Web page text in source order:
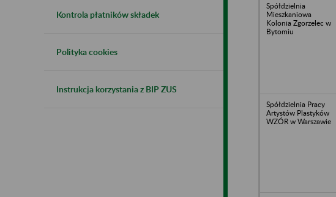
Kontrola płatników składek
Polityka cookies
Instrukcja korzystania z BIP ZUS
Spółdzielnia
Mieszkaniowa
Kolonia Zgorzelec w
Bytomiu
Spółdzielnia Pracy
Artystów Plastyków
WZÓR w Warszawie